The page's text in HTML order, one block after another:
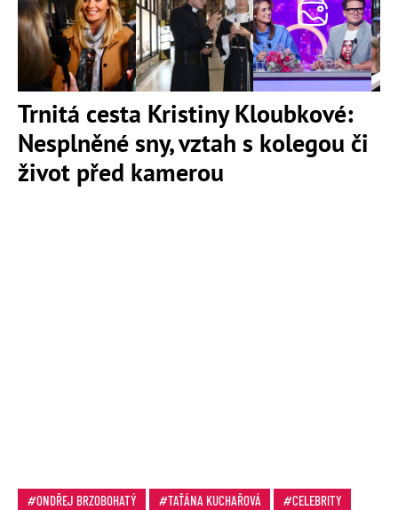
Trnitá cesta Kristiny Kloubkové:
Nesplněné sny, vztah s kolegou či
život před kamerou
ONDŘEJ BRZOBOHATÝ TAŤÁNA KUCHAŘOVÁ
CELEBRITY